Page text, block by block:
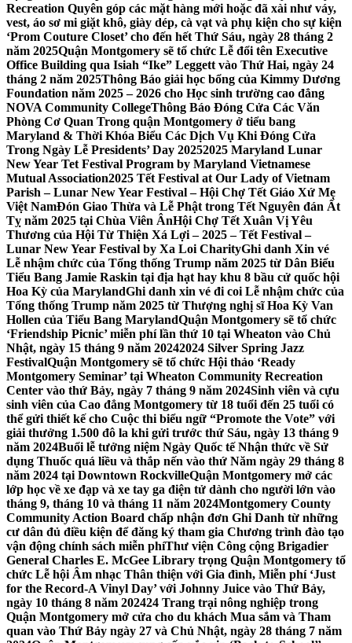
Recreation Quyên góp các mặt hàng mới hoặc đã xài như váy,
vest, áo sơ mi giặt khô, giày dép, cà vạt và phụ kiện cho sự kiện
‘Prom Couture Closet’ cho đến hết Thứ Sáu, ngày 28 tháng 2
năm 2025Quận Montgomery sẽ tổ chức Lễ đổi tên Executive
Office Building qua Isiah “Ike” Leggett vào Thứ Hai, ngày 24
tháng 2 năm 2025Thông Báo giải học bổng của Kimmy Dương
Foundation năm 2025 – 2026 cho Học sinh trường cao đẳng
NOVA Community CollegeThông Báo Đóng Cửa Các Văn
Phòng Cơ Quan Trong quận Montgomery ở tiểu bang
Maryland & Thời Khóa Biểu Các Dịch Vụ Khi Đóng Cửa
Trong Ngày Lễ Presidents’ Day 20252025 Maryland Lunar
New Year Tet Festival Program by Maryland Vietnamese
Mutual Association2025 Tết Festival at Our Lady of Vietnam
Parish – Lunar New Year Festival – Hội Chợ Tết Giáo Xứ Mẹ
Việt NamĐón Giao Thừa và Lễ Phật trong Tết Nguyên đán Ất
Tỵ năm 2025 tại Chùa Viên ÂnHội Chợ Tết Xuân Vị Yêu
Thương của Hội Từ Thiện Xá Lợi – 2025 – Tết Festival –
Lunar New Year Festival by Xa Loi CharityGhi danh Xin vé
Lễ nhậm chức của Tổng thống Trump năm 2025 từ Dân Biểu
Tiểu Bang Jamie Raskin tại địa hạt hay khu 8 bầu cử quốc hội
Hoa Kỳ của MarylandGhi danh xin vé đi coi Lễ nhậm chức của
Tổng thống Trump năm 2025 từ Thượng nghị sĩ Hoa Kỳ Van
Hollen của Tiểu Bang MarylandQuận Montgomery sẽ tổ chức
‘Friendship Picnic’ miễn phí lần thứ 10 tại Wheaton vào Chủ
Nhật, ngày 15 tháng 9 năm 20242024 Silver Spring Jazz
FestivalQuận Montgomery sẽ tổ chức Hội thảo ‘Ready
Montgomery Seminar’ tại Wheaton Community Recreation
Center vào thứ Bảy, ngày 7 tháng 9 năm 2024Sinh viên và cựu
sinh viên của Cao đẳng Montgomery từ 18 tuổi đến 25 tuổi có
thể gửi thiết kế cho Cuộc thi biểu ngữ “Promote the Vote” với
giải thưởng 1.500 đô la khi gửi trước thứ Sáu, ngày 13 tháng 9
năm 2024Buổi lễ tưởng niệm Ngày Quốc tế Nhận thức về Sử
dụng Thuốc quá liều và thắp nến vào thứ Năm ngày 29 tháng 8
năm 2024 tại Downtown RockvilleQuận Montgomery mở các
lớp học về xe đạp và xe tay ga điện tử dành cho người lớn vào
tháng 9, tháng 10 và tháng 11 năm 2024Montgomery County
Community Action Board chấp nhận đơn Ghi Danh từ những
cư dân đủ điều kiện để đăng ký tham gia Chương trình đào tạo
vận động chính sách miễn phíThư viện Công cộng Brigadier
General Charles E. McGee Library trọng Quận Montgomery tổ
chức Lễ hội Âm nhạc Thân thiện với Gia đình, Miễn phí ‘Just
for the Record-A Vinyl Day’ với Johnny Juice vào Thứ Bảy,
ngày 10 tháng 8 năm 202424 Trang trại nông nghiệp trong
Quận Montgomery mở cửa cho du khách Mua sắm và Tham
quan vào Thứ Bảy ngày 27 và Chủ Nhật, ngày 28 tháng 7 năm